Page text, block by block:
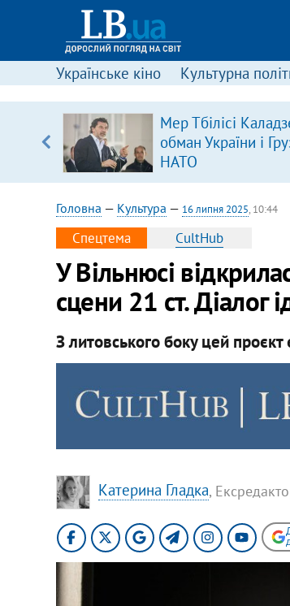
Українське кіно Культурна
Мер Тбілісі
обман України і
НАТО
Головна — Культура — 16 липня 2025, 10:44
Спецтема CultHub
У Вільнюсі
сцени 21 ст. Діалог
З литовського боку цей
Катерина Гладка,